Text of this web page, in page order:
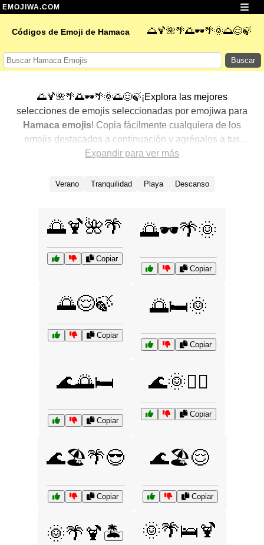
EMOJIWA.COM
Códigos de Emoji de Hamaca 🌅🍹🌺🌴🌅🕶️🌴🌞🌅😌🍃
Buscar
🌅🍹🌺🌴🌅🕶️🌴🌞🌅😌🍃¡Explora las mejores
selecciones de emojis seleccionadas por emojiwa para
Hamaca emojis! Copia fácilmente cualquiera de los
emojis destacados a continuación y agrégalos a tus
conversaciones para un toque personalizado. Hemos
mostrando primero los más populares. ¿Buscas más?
Expandir para ver más
Verano Tranquilidad Playa Descanso
🌅🍹🌺🌴
Copiar
🌅🕶️🌴🌞
Copiar
🌅😌🍃
Copiar
🌅🛏️🌞
Copiar
🌊🌅🛏️
Copiar
🌊🌞🧘‍♀️
Copiar
🌊🏖️🌴😎
Copiar
🌊🏖️😌
Copiar
🌞🌴🍹🏝️ 🌞🌴🛌🍹